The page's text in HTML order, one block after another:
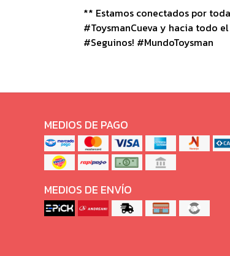
** Estamos conectados por
#ToysmanCueva y hacia todo
#Seguinos! #MundoToysman
MEDIOS DE PAGO
MEDIOS DE ENVÍO